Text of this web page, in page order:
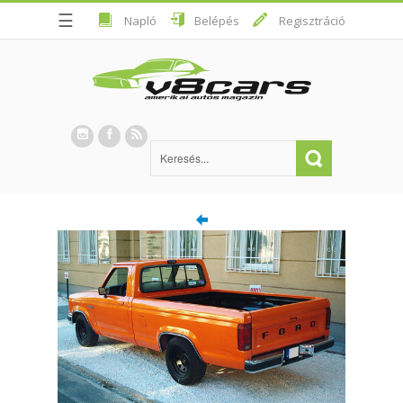
☰ Napló Belépés Regisztráció